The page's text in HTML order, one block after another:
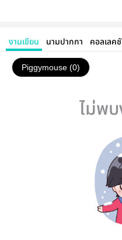
งานเขียน นามปากกา คอลเลค
Piggymouse (0)
ไม่พ